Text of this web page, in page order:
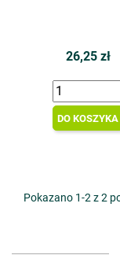
26,25 zł
DO KOSZYKA
Pokazano 1-2 z 2